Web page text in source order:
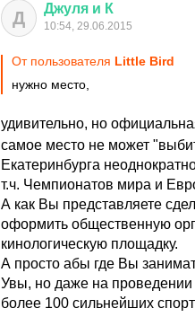
Д Джуля и К
10:54, 29.06.2015
От пользователя Little Bird
нужно место,
удивительно, но
самое место не может
Екатеринбурга
т.ч. Чемпионатов мира и
А как Вы представляете
оформить общественную
кинологическую площадку.
А просто абы где Вы
Увы, но даже на проведении
более 100 сильнейших